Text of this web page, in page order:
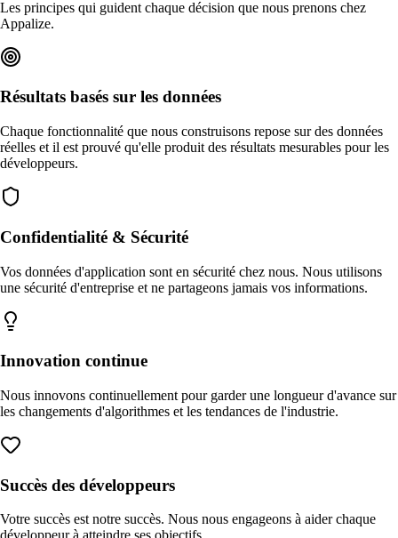
Les principes qui guident chaque décision que nous prenons chez
Appalize.
Résultats basés sur les données
Chaque fonctionnalité que nous construisons repose sur des données
réelles et il est prouvé qu'elle produit des résultats mesurables pour les
développeurs.
Confidentialité & Sécurité
Vos données d'application sont en sécurité chez nous. Nous utilisons
une sécurité d'entreprise et ne partageons jamais vos informations.
Innovation continue
Nous innovons continuellement pour garder une longueur d'avance sur
les changements d'algorithmes et les tendances de l'industrie.
Succès des développeurs
Votre succès est notre succès. Nous nous engageons à aider chaque